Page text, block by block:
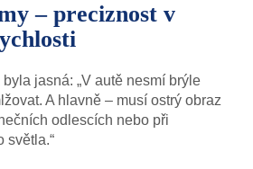
– preciznost v
jasná: „V autě nesmí brýle
A hlavně – musí ostrý obraz
odlescích nebo při
světla.“